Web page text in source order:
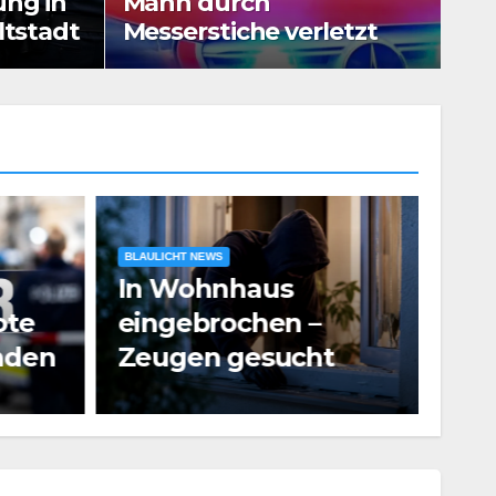
verletzt
Messerstiche verletzt
BLAULICHT NEWS
In Wohnhaus
eingebrochen –
Zeugen gesucht